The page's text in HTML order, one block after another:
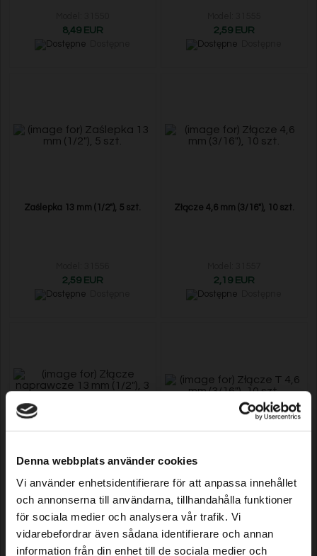
Denna webbplats använder cookies
Vi använder enhetsidentifierare för att anpassa innehållet
och annonserna till användarna, tillhandahålla funktioner
för sociala medier och analysera vår trafik. Vi
vidarebefordrar även sådana identifierare och annan
information från din enhet till de sociala medier och
8,49 EUR 2,59 EUR
Zaślepka 13 mm (1/2"), 5 szt.
2,59 EUR
Złącze 4,6 mm (3/16"), 10 szt.
2,19 EUR
Złącze naprawcze 13 mm (1/2"),
3 szt.
Model: 31558
2,99 EUR
Złącze T 4,6 mm (3/16"), 10 szt.
Model: 31559
2,59 EUR